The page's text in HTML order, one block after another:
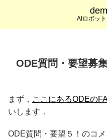
AIロボッ
ODE質問・要望募
まず， ここにあるODEの
いします．
ODE質問・要望５！のコ